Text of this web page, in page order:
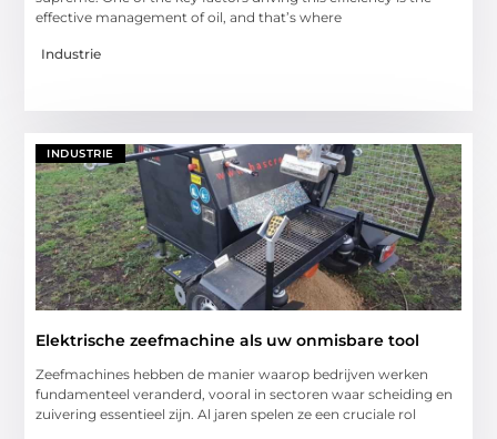
effective management of oil, and that’s where
Industrie
INDUSTRIE
Elektrische zeefmachine als uw onmisbare tool
Zeefmachines hebben de manier waarop bedrijven werken
fundamenteel veranderd, vooral in sectoren waar scheiding en
zuivering essentieel zijn. Al jaren spelen ze een cruciale rol